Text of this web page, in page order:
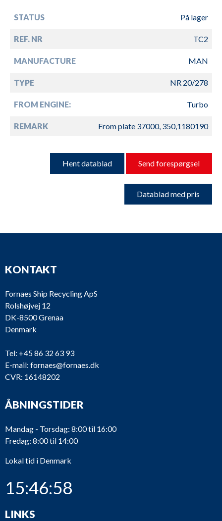
STATUS På lager
REF. NR TC2
MANUFACTURE MAN
TYPE NR 20/278
FROM ENGINE: Turbo
REMARK From plate 37000, 350,1180190
Hent datablad Send forespørgsel
Datablad med pris
KONTAKT
Fornaes Ship Recycling ApS
Rolshøjvej 12
DK-8500 Grenaa
Denmark
Tel: +45 86 32 63 93
E-mail: fornaes@fornaes.dk
CVR: 16148202
ÅBNINGSTIDER
Mandag - Torsdag: 8:00 til 16:00
Fredag: 8:00 til 14:00
Lokal tid i Denmark
15:46:58
LINKS